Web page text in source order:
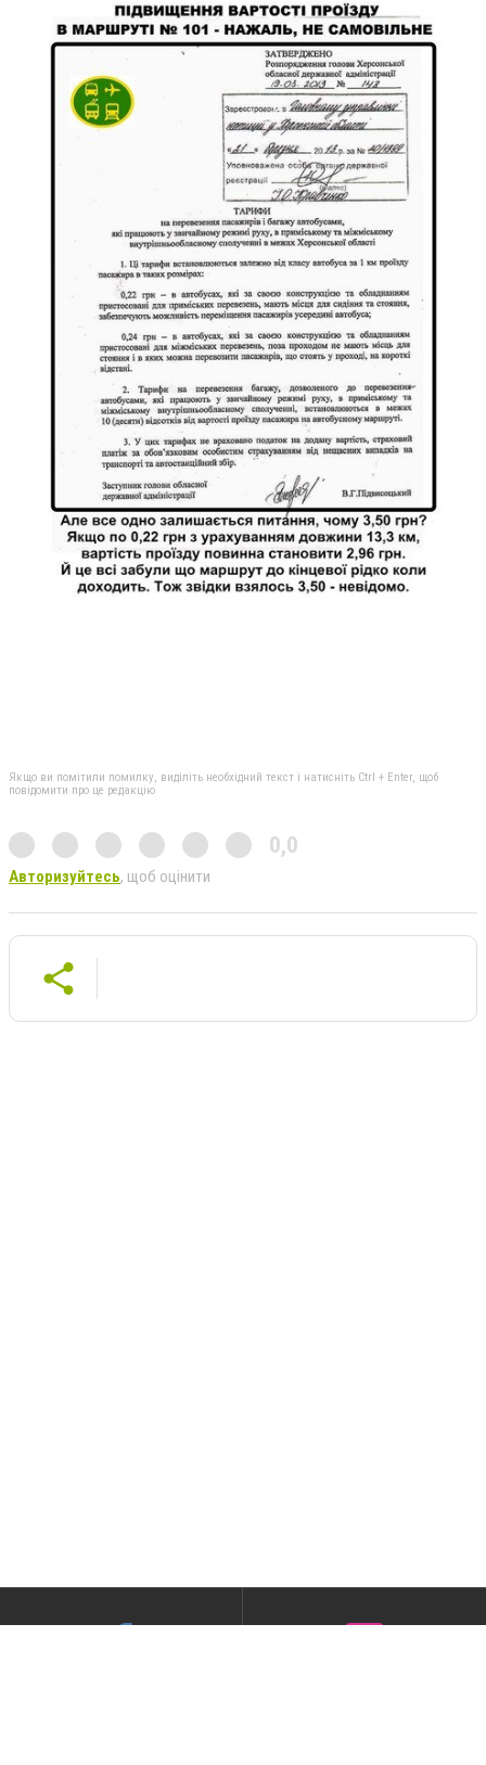
Якщо ви помітили помилку, виділіть необхідний текст і натисніть Ctrl + Enter, щоб
повідомити про це редакцію
0,0
Авторизуйтесь, щоб оцінити